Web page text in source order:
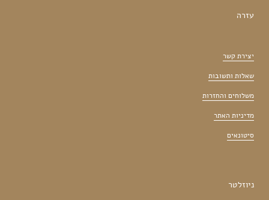
עזרה
יצירת קשר
שאלות ותשובות
משלוחים והחזרות
מדיניות האתר
סיטונאים
ניוזלטר